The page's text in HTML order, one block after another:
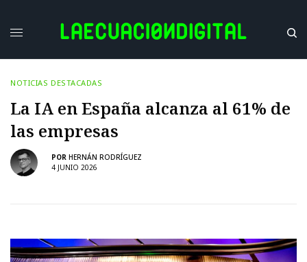
NOTICIAS DESTACADAS
La IA en España alcanza al 61% de
las empresas
POR HERNÁN RODRÍGUEZ
4 JUNIO 2026